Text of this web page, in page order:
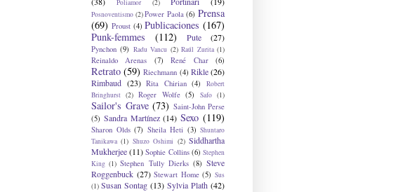
Poliamor (2)
Posnoventismo (2) Power Paola (6) Prensa
(69) Proust (4) Publicaciones (167)
Punk-femmes
(112) Pute (27)
Pynchon (9) Radu Vancu (2) Raúl Zurita (1)
Reinaldo Arenas (7) René Char (6)
Retrato (59) Riechmann (4) Rikle (26)
Rimbaud (23) Rita Chirian (4)
Robert
Bringhurst (2) Roger Wolfe (5) Safo (1)
Sailor's Grave (73) Saint-John Perse
(5) Sandra Martínez (14) Sexo (119)
Sharon Olds (7) Sheila Heti (3) Shuntaro
Tanikawa (1) Shuzo Oshimi (2) Siddhartha
Mukherjee (11) Sophie Collins (6) Stephen
King (1) Stephen Tully Dierks (8) Steve
Roggenbuck (27) Stewart Home (5) Sus
(1) Susan Sontag (13) Sylvia Plath (42)